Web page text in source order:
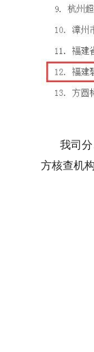
我司分
方核查机